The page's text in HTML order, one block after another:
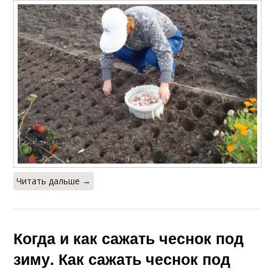
Читать дальше →
Когда и как сажать чеснок под
зиму. Как сажать чеснок под